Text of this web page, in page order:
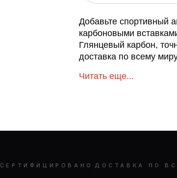
Добавьте спортивный
карбоновыми
Глянцевый карбон,
доставка по всему
Читать еще...
СЕРТИФИЦИРОВАНО ·ДОСТАВКА ПО